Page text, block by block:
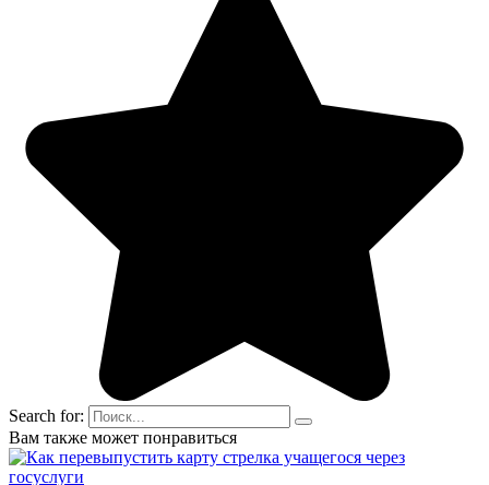
Search for:
Вам также может понравиться